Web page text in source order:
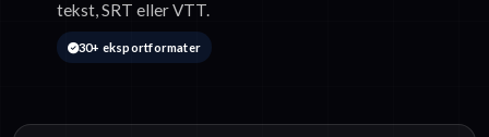
tekst, SRT eller VTT.
30+ eksportformater